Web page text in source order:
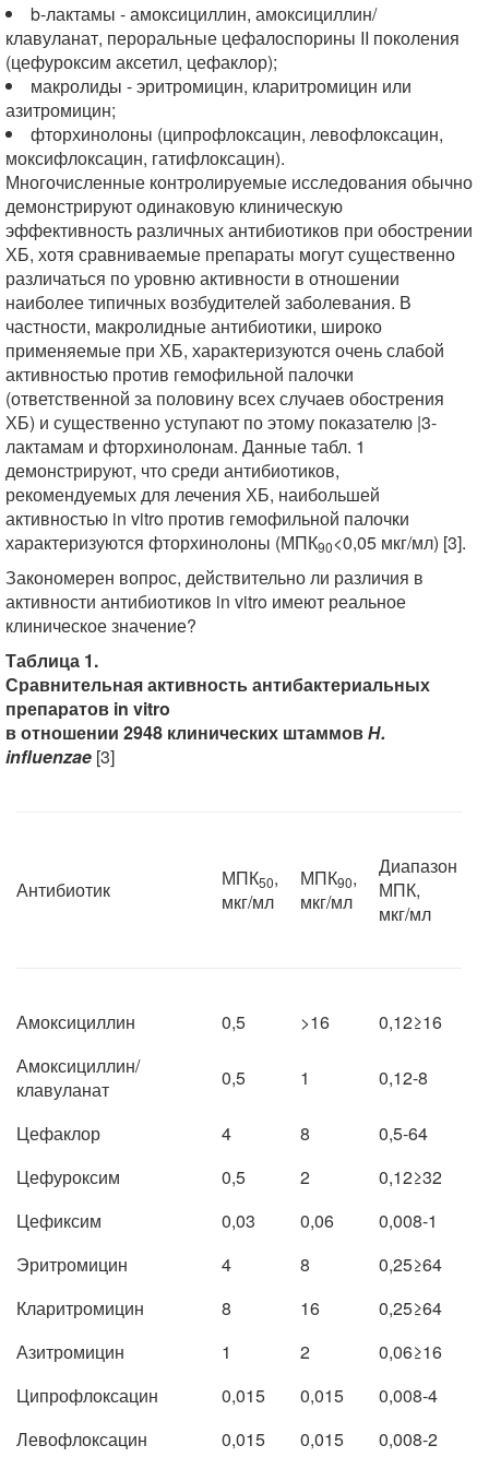
b-лактамы - амоксициллин, амоксициллин/
клавуланат, пероральные цефалоспорины II поколения
(цефуроксим аксетил, цефаклор);
макролиды - эритромицин, кларитромицин или
азитромицин;
фторхинолоны (ципрофлоксацин, левофлоксацин,
моксифлоксацин, гатифлоксацин).
Многочисленные контролируемые исследования обычно
демонстрируют одинаковую клиническую
эффективность различных антибиотиков при обострении
ХБ, хотя сравниваемые препараты могут существенно
различаться по уровню активности в отношении
наиболее типичных возбудителей заболевания. В
частности, макролидные антибиотики, широко
применяемые при ХБ, характеризуются очень слабой
активностью против гемофильной палочки
(ответственной за половину всех случаев обострения
ХБ) и существенно уступают по этому показателю |3-
лактамам и фторхинолонам. Данные табл. 1
демонстрируют, что среди антибиотиков,
рекомендуемых для лечения ХБ, наибольшей
активностью in vitro против гемофильной палочки
характеризуются фторхинолоны (МПК90<0,05 мкг/мл) [3].
Закономерен вопрос, действительно ли различия в
активности антибиотиков in vitro имеют реальное
клиническое значение?
Таблица 1.
Сравнительная активность антибактериальных
препаратов in vitro
в отношении 2948 клинических штаммовН.
influenzae [3]
Антибиотик МПК50,
мкг/мл
МПК90,
мкг/мл
Диапазон
МПК,
мкг/мл
Амоксициллин 0,5 >16
0,12≥16
Амоксициллин/
клавуланат
0,5 1 0,12-8
Цефаклор 4 8
0,5-64
Цефуроксим
0,5 2
0,12≥32
Цефиксим
0,03 0,06
0,008-1
Эритромицин
4 8
0,25≥64
Кларитромицин
8 16
0,25≥64
Азитромицин
1 2
0,06≥16
Ципрофлоксацин
0,015 0,015
0,008-4
Левофлоксацин
0,015 0,015
0,008-2